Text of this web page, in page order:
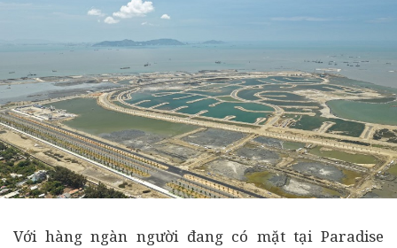
Với hàng ngàn người đang có mặt tại Paradise